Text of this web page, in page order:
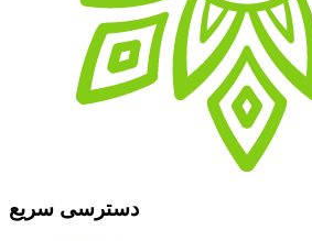
دسترسی سریع